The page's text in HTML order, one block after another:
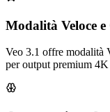
Modalità Veloce
Veo 3.1 offre modalità
per output premium